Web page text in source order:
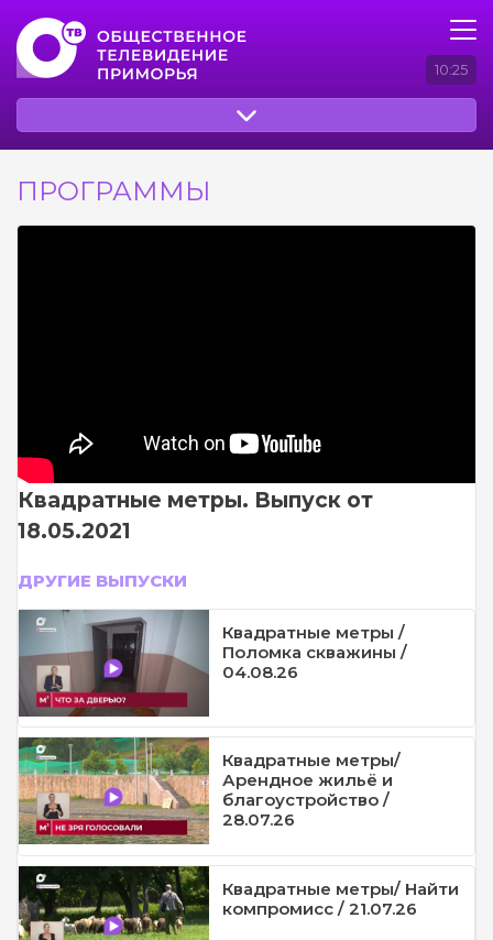
10:25
ПРОГРАММЫ
Квадратные метры. Выпуск от
18.05.2021
ДРУГИЕ ВЫПУСКИ
Квадратные метры /
Поломка скважины /
04.08.26
Квадратные метры/
Арендное жильё и
благоустройство /
28.07.26
Квадратные метры/ Найти
компромисс / 21.07.26